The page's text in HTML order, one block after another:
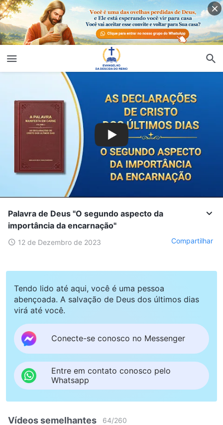
Palavra de Deus "O segundo aspecto da
importância da encarnação"
12 de Dezembro de 2023 Compartilhar
Tendo lido até aqui, você é uma pessoa
abençoada. A salvação de Deus dos últimos dias
virá até você.
Conecte-se conosco no Messenger
Entre em contato conosco pelo
Whatsapp
Vídeos semelhantes 64/260